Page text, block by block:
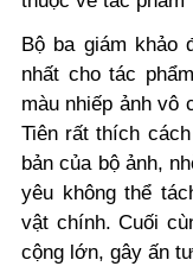
Bộ ba giám khảo
nhất cho tác
màu nhiếp ảnh vô
Tiên rất thích
bản của bộ ảnh,
yêu không thể
vật chính. Cuối
cộng lớn, gây ấn